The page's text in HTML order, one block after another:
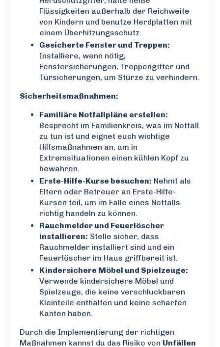
Flüssigkeiten außerhalb der Reichweite
von Kindern und benutze Herdplatten mit
einem Überhitzungsschutz.
Gesicherte Fenster und Treppen:
Installiere, wenn nötig,
Fenstersicherungen, Treppengitter und
Türsicherungen, um Stürze zu verhindern.
Sicherheitsmaßnahmen:
Familiäre Notfallpläne erstellen:
Besprecht im Familienkreis, was im Notfall
zu tun ist und eignet euch wichtige
Hilfsmaßnahmen an, um in
Extremsituationen einen kühlen Kopf zu
bewahren.
Erste-Hilfe-Kurse besuchen: Nehmt als
Eltern oder Betreuer an Erste-Hilfe-
Kursen teil, um im Falle eines Notfalls
richtig handeln zu können.
Rauchmelder und Feuerlöscher
installieren: Stelle sicher, dass
Rauchmelder installiert sind und ein
Feuerlöscher im Haus griffbereit ist.
Kindersichere Möbel und Spielzeuge:
Verwende kindersichere Möbel und
Spielzeuge, die keine verschluckbaren
Kleinteile enthalten und keine scharfen
Kanten haben.
Durch die Implementierung der richtigen
Maßnahmen kannst du das Risiko von Unfällen